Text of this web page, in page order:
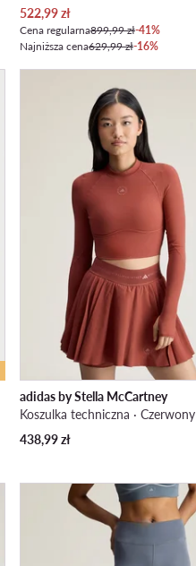
Aktualna cena
522,99zł
Cena regularna899,99 zł-41%
Najniższa cena629,99 zł-16%
adidas by Stella McCartney
Koszulka techniczna · Czerwony
438,99zł